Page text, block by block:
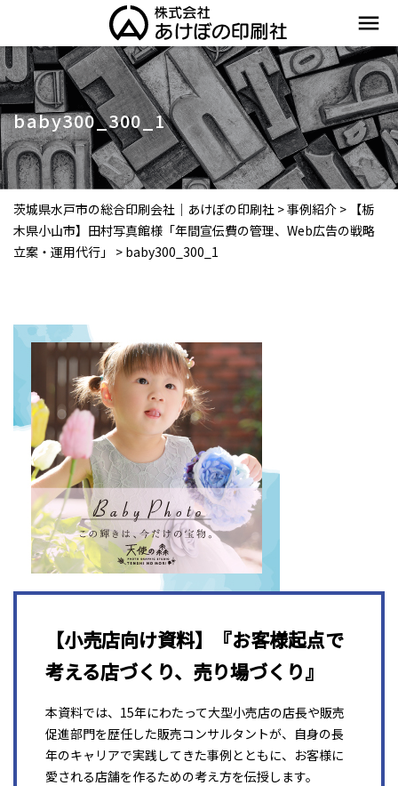
menu
baby300_300_1
茨城県水戸市の総合印刷会社｜あけぼの印刷社 >事例紹介 > 【栃
木県小山市】田村写真館様「年間宣伝費の管理、Web広告の戦略
立案・運用代行」
> baby300_300_1
【小売店向け資料】『お客様起点で
考える店づくり、売り場づくり』
本資料では、15年にわたって大型小売店の店長や販売
促進部門を歴任した販売コンサルタントが、自身の長
年のキャリアで実践してきた事例とともに、お客様に
愛される店舗を作るための考え方を伝授します。